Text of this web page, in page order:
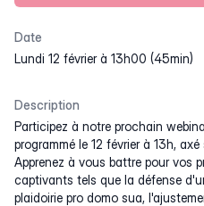
Date
lundi 12 février à 13h00 (45min)
Description
Participez à notre prochain
programmé le 12 février à 13h,
Apprenez à vous battre pour vos
captivants tels que la défense
plaidoirie pro domo sua,